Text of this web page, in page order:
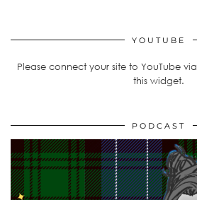
YOUTUBE
Please connect your site to YouTube via
this widget.
PODCAST